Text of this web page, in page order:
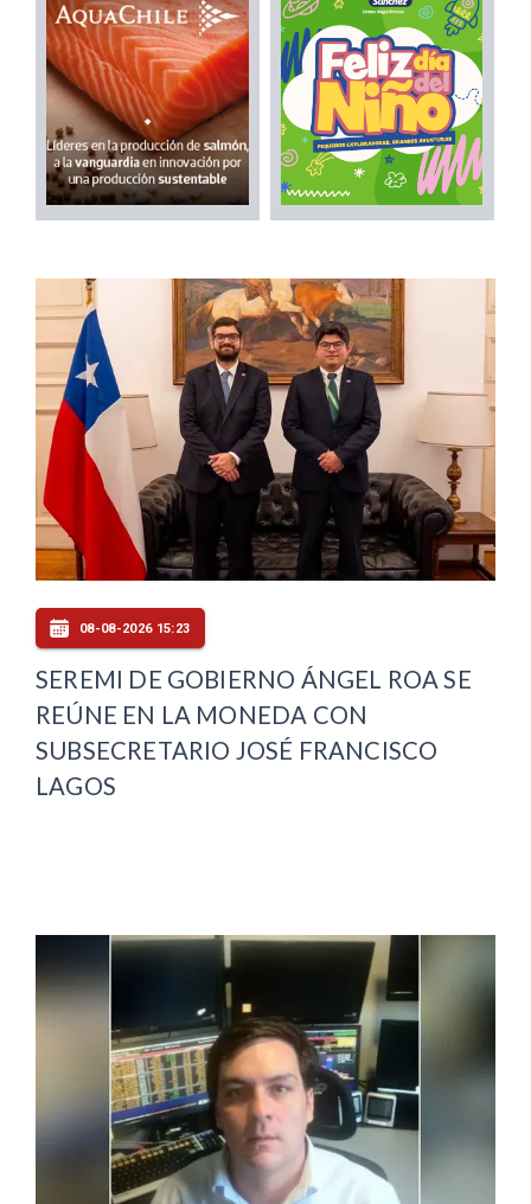
08-08-2026 15:23
SEREMI DE GOBIERNO ÁNGEL ROA SE
REÚNE EN LA MONEDA CON
SUBSECRETARIO JOSÉ FRANCISCO
LAGOS